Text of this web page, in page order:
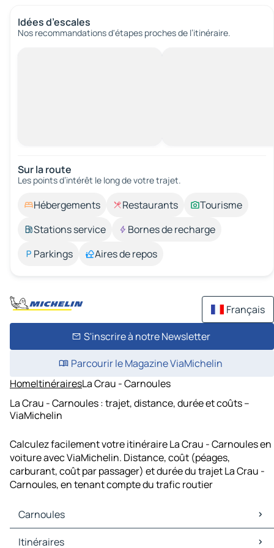
Idées d’escales
Nos recommandations d'étapes proches de l’itinéraire.
Sur la route
Les points d’intérêt le long de votre trajet.
Hébergements Restaurants
Tourisme
Stations service
Bornes de recharge
Parkings
Aires de repos
Français
S'inscrire à notre Newsletter
Parcourir le Magazine ViaMichelin
HomeItinérairesLa Crau - Carnoules
La Crau - Carnoules : trajet, distance, durée et coûts –
ViaMichelin
Calculez facilement votre itinéraire La Crau - Carnoules en
voiture avec ViaMichelin. Distance, coût (péages,
carburant, coût par passager) et durée du trajet La Crau -
Carnoules, en tenant compte du trafic routier
Carnoules
Carnoules Cartes et plans
Itinéraires